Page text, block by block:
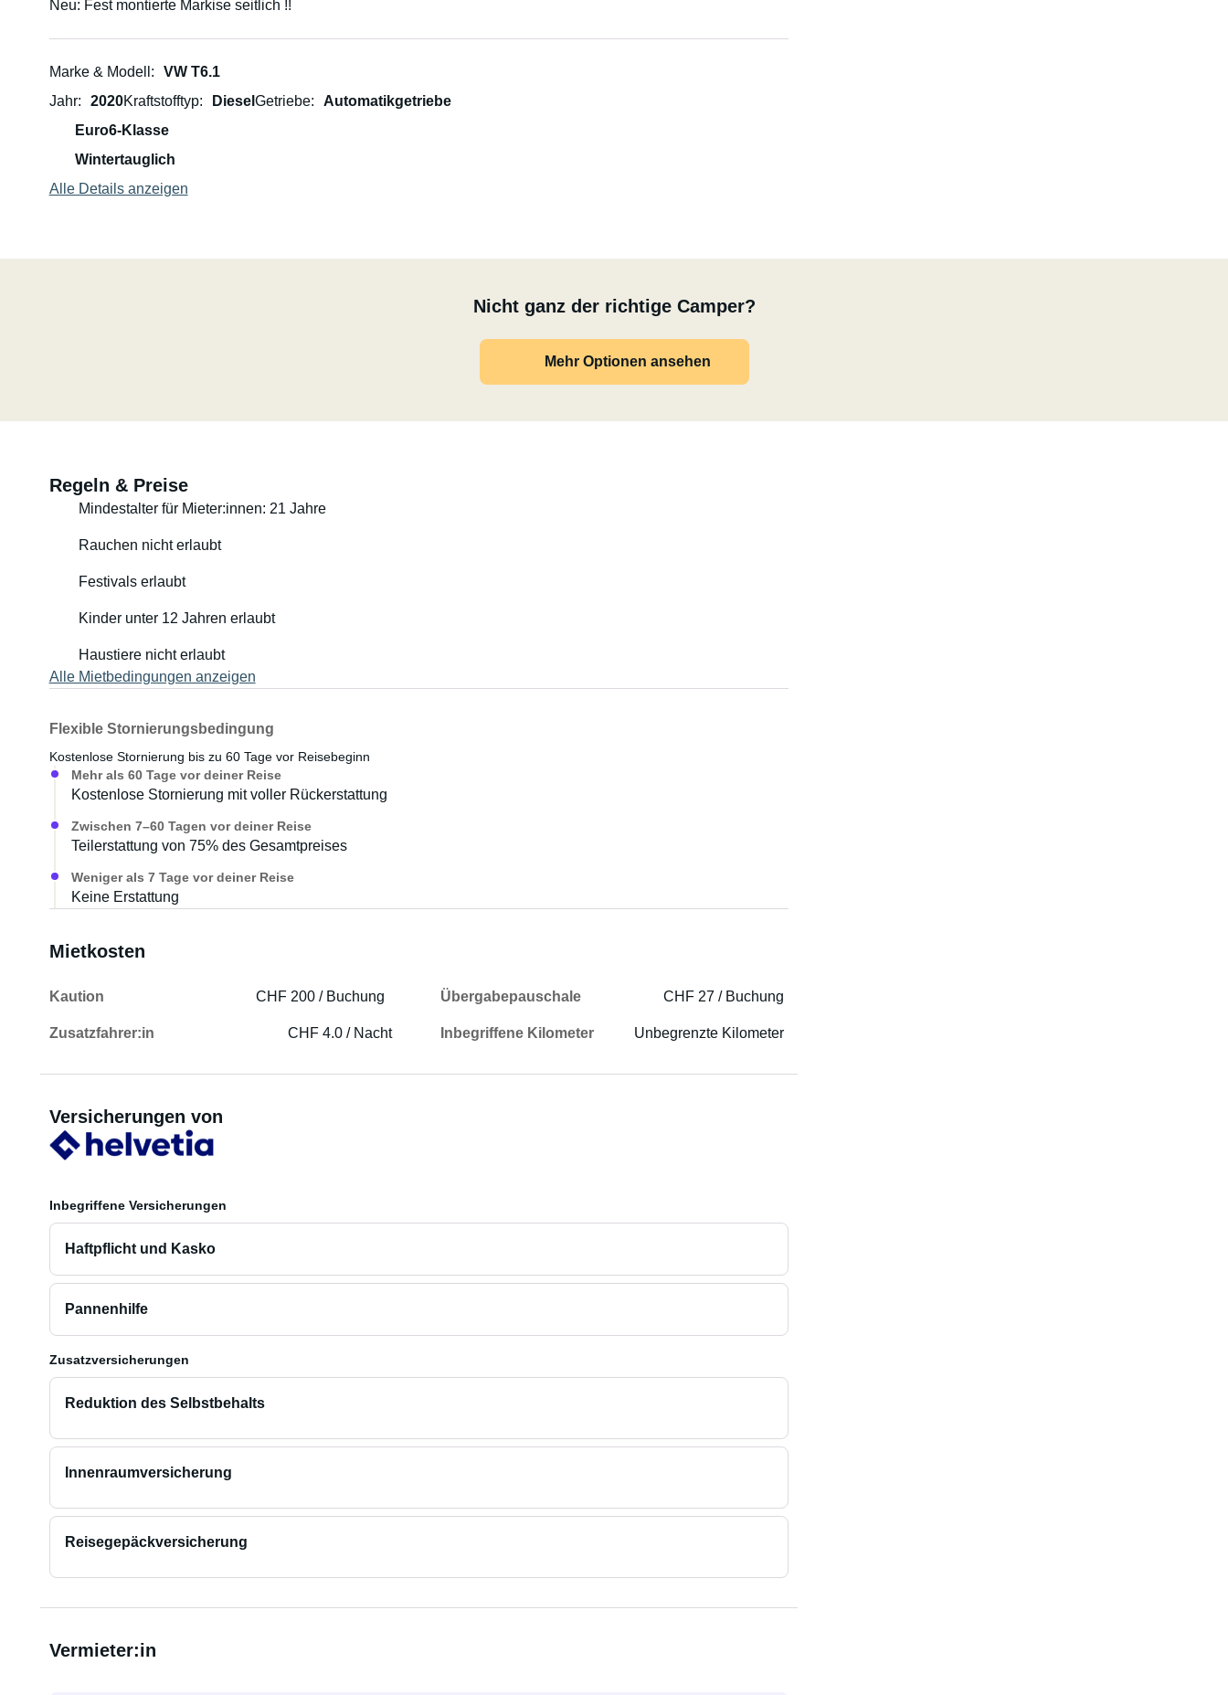
Neu: Fest montierte Markise seitlich !!
Marke & Modell
VW T6.1
Jahr
2020Kraftstofftyp Diesel Getriebe
Automatikgetriebe
Euro6-Klasse
Wintertauglich
Alle Details anzeigen
Nicht ganz der richtige Camper?
Mehr Optionen ansehen
Regeln & Preise
Mindestalter für Mieter:innen: 21 Jahre
Rauchen nicht erlaubt
Festivals erlaubt
Kinder unter 12 Jahren erlaubt
Haustiere nicht erlaubt
Alle Mietbedingungen anzeigen
Flexible Stornierungsbedingung
Kostenlose Stornierung bis zu 60 Tage vor Reisebeginn
Mehr als 60 Tage vor deiner Reise
Kostenlose Stornierung mit voller Rückerstattung
Zwischen 7–60 Tagen vor deiner Reise
Teilerstattung von 75% des Gesamtpreises
Weniger als 7 Tage vor deiner Reise
Keine Erstattung
Mietkosten
Kaution CHF 200 / Buchung Übergabepauschale CHF 27 / Buchung
Zusatzfahrer:in CHF 4.0 / Nacht Inbegriffene Kilometer Unbegrenzte Kilometer
Versicherungen von
Inbegriffene Versicherungen
Haftpflicht und Kasko
Pannenhilfe
Zusatzversicherungen
Reduktion des Selbstbehalts
Innenraumversicherung
Reisegepäckversicherung
Vermieter:in